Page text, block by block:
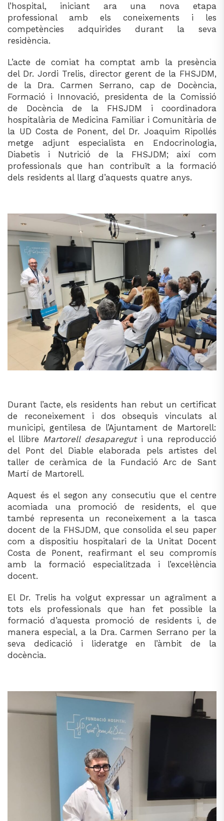
l’hospital, iniciant ara una nova etapa
professional amb els coneixements i les
competències adquirides durant la seva
residència.
L’acte de comiat ha comptat amb la presència
del Dr. Jordi Trelis, director gerent de la FHSJDM,
de la Dra. Carmen Serrano, cap de Docència,
Formació i Innovació, presidenta de la Comissió
de Docència de la FHSJDM i coordinadora
hospitalària de Medicina Familiar i Comunitària de
la UD Costa de Ponent, del Dr. Joaquim Ripollés
metge adjunt especialista en Endocrinologia,
Diabetis i Nutrició de la FHSJDM; així com
professionals que han contribuït a la formació
dels residents al llarg d’aquests quatre anys.
Durant l’acte, els residents han rebut un certificat
de reconeixement i dos obsequis vinculats al
municipi, gentilesa de l’Ajuntament de Martorell:
el llibre Martorell desapareguti una reproducció
del Pont del Diable elaborada pels artistes del
taller de ceràmica de la Fundació Arc de Sant
Martí de Martorell.
Aquest és el segon any consecutiu que el centre
acomiada una promoció de residents, el que
també representa un reconeixement a la tasca
docent de la FHSJDM, que consolida el seu paper
com a dispositiu hospitalari de la Unitat Docent
Costa de Ponent, reafirmant el seu compromís
amb la formació especialitzada i l’excel·lència
docent.
El Dr. Trelis ha volgut expressar un agraïment a
tots els professionals que han fet possible la
formació d’aquesta promoció de residents i, de
manera especial, a la Dra. Carmen Serrano per la
seva dedicació i lideratge en l’àmbit de la
docència.